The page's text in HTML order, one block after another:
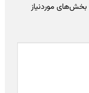
بخش‌های موردنیاز